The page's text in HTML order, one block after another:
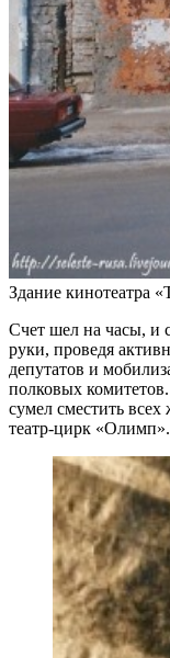
Здание кинотеатра
Счет шел на часы, и
руки, проведя
депутатов и
полковых
сумел сместить
театр-цирк «Олимп».